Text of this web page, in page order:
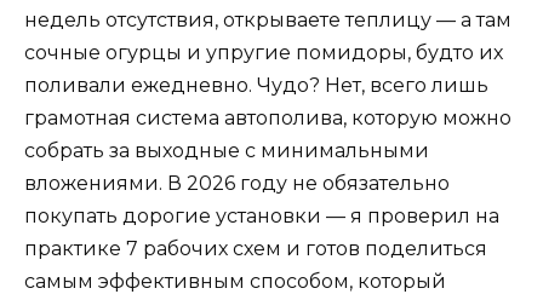
недель отсутствия, открываете теплицу — а там
сочные огурцы и упругие помидоры, будто их
поливали ежедневно. Чудо? Нет, всего лишь
грамотная система автополива, которую можно
собрать за выходные с минимальными
вложениями. В 2026 году не обязательно
покупать дорогие установки — я проверил на
практике 7 рабочих схем и готов поделиться
самым эффективным способом, который